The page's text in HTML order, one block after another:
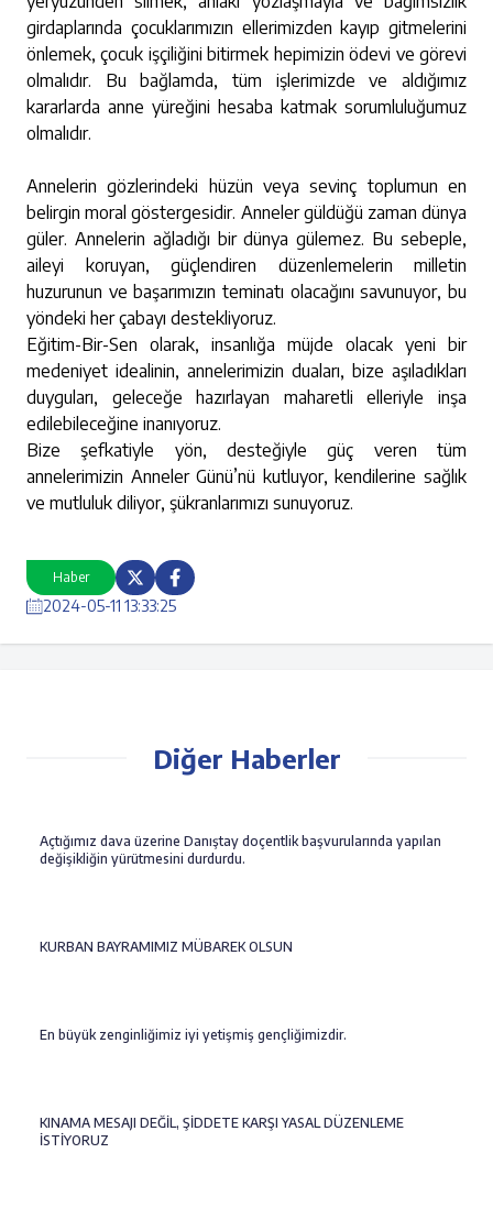
Haber
2024-05-11 13:33:25
girdaplarında çocuklarımızın ellerimizden kayıp gitmelerini
önlemek, çocuk işçiliğini bitirmek hepimizin ödevi ve görevi
olmalıdır. Bu bağlamda, tüm işlerimizde ve aldığımız
kararlarda anne yüreğini hesaba katmak sorumluluğumuz
olmalıdır.
Annelerin gözlerindeki hüzün veya sevinç toplumun en
belirgin moral göstergesidir. Anneler güldüğü zaman dünya
güler. Annelerin ağladığı bir dünya gülemez. Bu sebeple,
aileyi koruyan, güçlendiren düzenlemelerin milletin
huzurunun ve başarımızın teminatı olacağını savunuyor, bu
yöndeki her çabayı destekliyoruz.
Eğitim-Bir-Sen olarak, insanlığa müjde olacak yeni bir
medeniyet idealinin, annelerimizin duaları, bize aşıladıkları
duyguları, geleceğe hazırlayan maharetli elleriyle inşa
edilebileceğine inanıyoruz.
Bize şefkatiyle yön, desteğiyle güç veren tüm
annelerimizin Anneler Günü’nü kutluyor, kendilerine sağlık
ve mutluluk diliyor, şükranlarımızı sunuyoruz.
Diğer Haberler
Açtığımız dava üzerine Danıştay doçentlik başvurularında yapılan
değişikliğin yürütmesini durdurdu.
KURBAN BAYRAMIMIZ MÜBAREK OLSUN
En büyük zenginliğimiz iyi yetişmiş gençliğimizdir.
KINAMA MESAJI DEĞİL, ŞİDDETE KARŞI YASAL DÜZENLEME
İSTİYORUZ